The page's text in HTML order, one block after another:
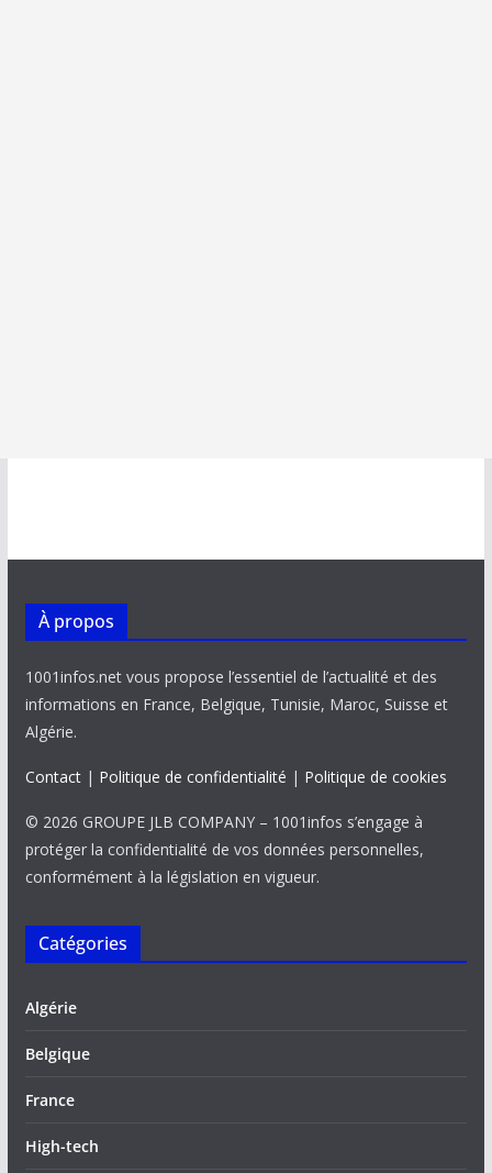
À propos
1001infos.net vous propose l’essentiel de l’actualité et des
informations en France, Belgique, Tunisie, Maroc, Suisse et
Algérie.
Contact| Politique de confidentialité | Politique de cookies
© 2026 GROUPE JLB COMPANY – 1001infos s’engage à
protéger la confidentialité de vos données personnelles,
conformément à la législation en vigueur.
Catégories
Algérie
Belgique
France
High-tech